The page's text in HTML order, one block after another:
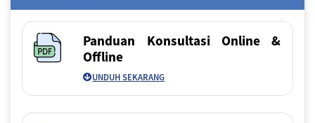
Panduan Konsultasi Online &
Offline
UNDUH SEKARANG